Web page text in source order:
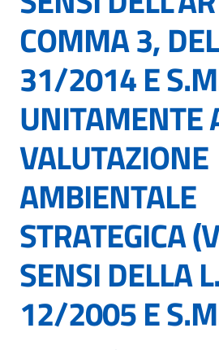
COMMA 3,
31/2014 E
UNITAMENTE
VALUTAZIONE
AMBIENTALE
STRATEGICA
SENSI DELLA
12/2005 E